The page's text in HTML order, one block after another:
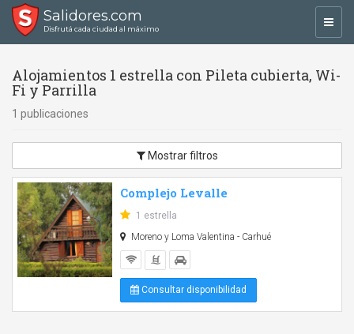
Salidores.com
Disfrutá cada ciudad al máximo
Alojamientos 1 estrella con Pileta cubierta, Wi-
Fi y Parrilla
1 publicaciones
Mostrar filtros
Complejo Levalle
1 estrella
Moreno y Loma Valentina - Carhué
Consultar disponibilidad